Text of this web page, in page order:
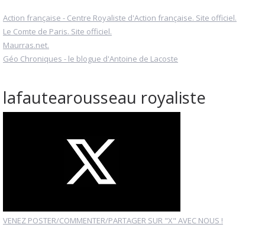
Action française - Centre Royaliste d'Action française. Site officiel.
Le Comte de Paris. Site officiel.
Maurras.net.
Géo Chroniques - le blogue d'Antoine de Lacoste
lafautearousseau royaliste
VENEZ POSTER/COMMENTER/PARTAGER SUR "X" AVEC NOUS !